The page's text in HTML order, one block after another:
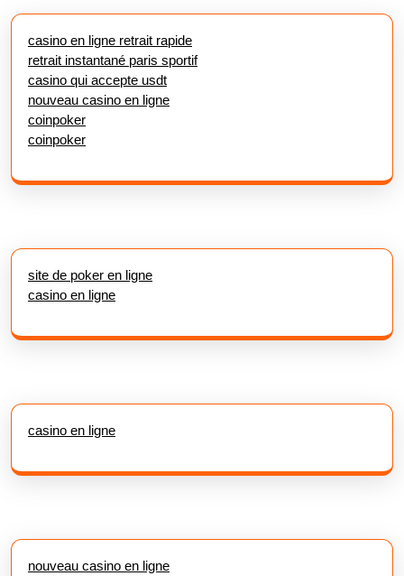
casino en ligne retrait rapide
retrait instantané paris sportif
casino qui accepte usdt
nouveau casino en ligne
coinpoker
coinpoker
site de poker en ligne
casino en ligne
casino en ligne
nouveau casino en ligne